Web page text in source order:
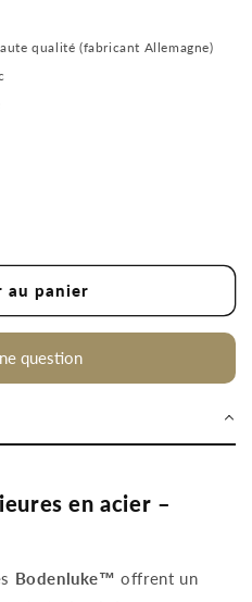
qualité (fabricant Allemagne)
au panier
question
en acier –
Bodenluke™ offrent un